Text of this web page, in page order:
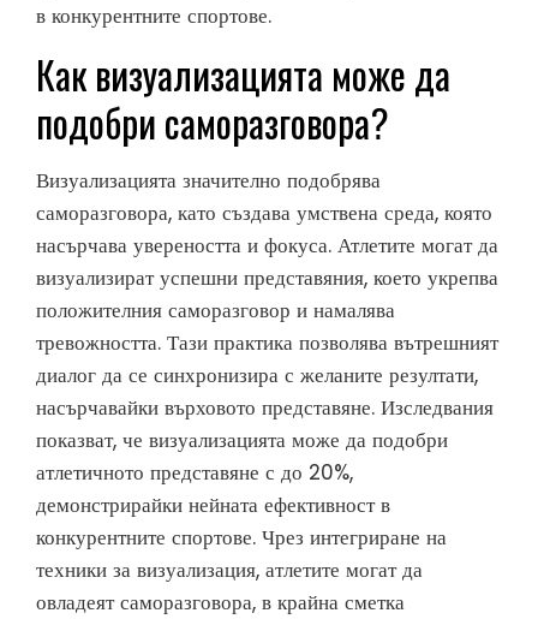
в конкурентните спортове.
Как визуализацията може да
подобри саморазговора?
Визуализацията значително подобрява
саморазговора, като създава умствена среда, която
насърчава увереността и фокуса. Атлетите могат да
визуализират успешни представяния, което укрепва
положителния саморазговор и намалява
тревожността. Тази практика позволява вътрешният
диалог да се синхронизира с желаните резултати,
насърчавайки върховото представяне. Изследвания
показват, че визуализацията може да подобри
атлетичното представяне с до 20%,
демонстрирайки нейната ефективност в
конкурентните спортове. Чрез интегриране на
техники за визуализация, атлетите могат да
овладеят саморазговора, в крайна сметка